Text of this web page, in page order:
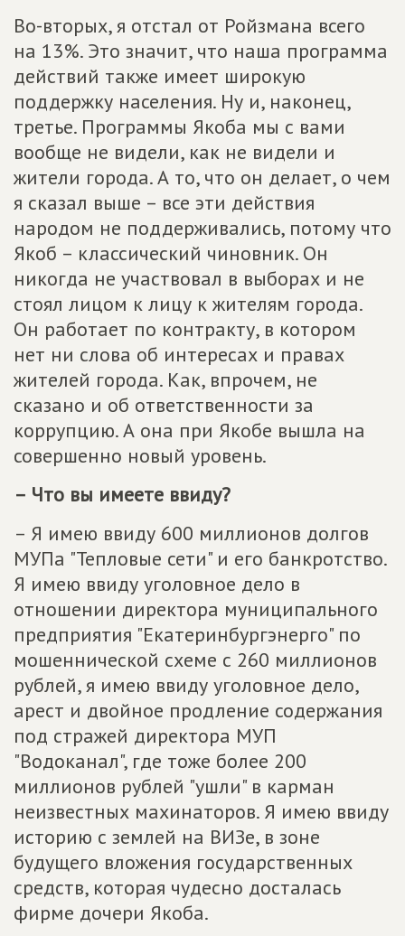
Во-вторых, я отстал от Ройзмана всего
на 13%. Это значит, что наша программа
действий также имеет широкую
поддержку населения. Ну и, наконец,
третье. Программы Якоба мы с вами
вообще не видели, как не видели и
жители города. А то, что он делает, о чем
я сказал выше – все эти действия
народом не поддерживались, потому что
Якоб – классический чиновник. Он
никогда не участвовал в выборах и не
стоял лицом к лицу к жителям города.
Он работает по контракту, в котором
нет ни слова об интересах и правах
жителей города. Как, впрочем, не
сказано и об ответственности за
коррупцию. А она при Якобе вышла на
совершенно новый уровень.
– Что вы имеете ввиду?
– Я имею ввиду 600 миллионов долгов
МУПа "Тепловые сети" и его банкротство.
Я имею ввиду уголовное дело в
отношении директора муниципального
предприятия "Екатеринбургэнерго" по
мошеннической схеме с 260 миллионов
рублей, я имею ввиду уголовное дело,
арест и двойное продление содержания
под стражей директора МУП
"Водоканал", где тоже более 200
миллионов рублей "ушли" в карман
неизвестных махинаторов. Я имею ввиду
историю с землей на ВИЗе, в зоне
будущего вложения государственных
средств, которая чудесно досталась
фирме дочери Якоба.